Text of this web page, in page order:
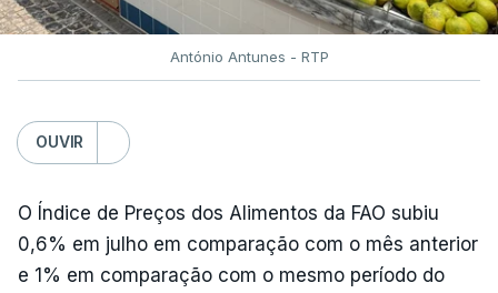
António Antunes - RTP
OUVIR
O Índice de Preços dos Alimentos da FAO subiu
0,6% em julho em comparação com o mês anterior
e 1% em comparação com o mesmo período do